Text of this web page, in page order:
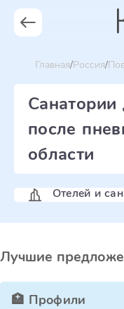
Главная Россия
Санатории
после
области
Отелей и
Лучшие
🏥 Профили